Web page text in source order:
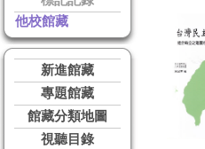
他校館藏
新進館藏
專題館藏
館藏分類地圖
視聽目錄